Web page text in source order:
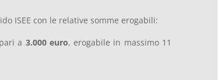
ISEE con le relative somme erogabili:
a 3.000 euro, erogabile in massimo 11